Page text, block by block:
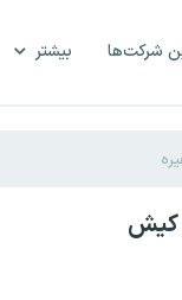
شرکت‌ها بیشتر
کیش